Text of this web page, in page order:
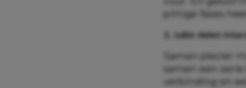
pittige fases
3. Jullie delen
Samen plezier
samen een
verbinding en